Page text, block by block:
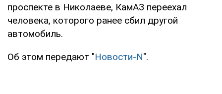
проспекте в Николаеве, КамАЗ переехал
человека, которого ранее сбил другой
автомобиль.
Об этом передают "Новости-N".